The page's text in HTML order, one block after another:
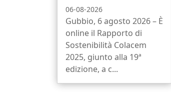
06-08-2026
Gubbio, 6 agosto 2026 – È
online il Rapporto di
Sostenibilità Colacem
2025, giunto alla 19ª
edizione, a c...